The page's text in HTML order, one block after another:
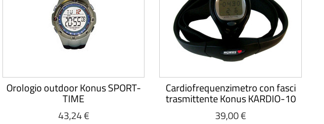
Orologio outdoor Konus SPORT-
TIME
43,24 €
Cardiofrequenzimetro con fasci
trasmittente Konus KARDIO-10
39,00 €